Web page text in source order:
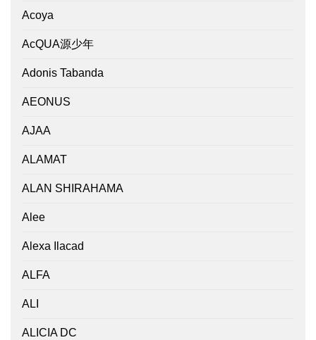
Acoya
AcQUA源少年
Adonis Tabanda
AEONUS
AJAA
ALAMAT
ALAN SHIRAHAMA
Alee
Alexa Ilacad
ALFA
ALI
ALICIA DC